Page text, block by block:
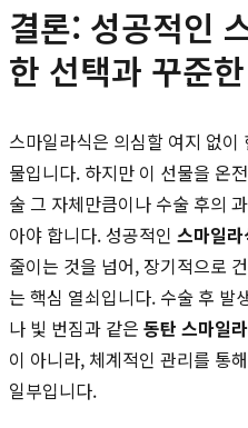
결론: 성공적인
한 선택과 꾸준
스마일라식은 의심할 여지 없이
물입니다. 하지만 이 선물을 온
술 그 자체만큼이나 수술 후의
아야 합니다. 성공적인 스마일
줄이는 것을 넘어, 장기적으로
는 핵심 열쇠입니다. 수술 후 발
나 빛 번짐과 같은 동탄 스마일
이 아니라, 체계적인 관리를 통
일부입니다.